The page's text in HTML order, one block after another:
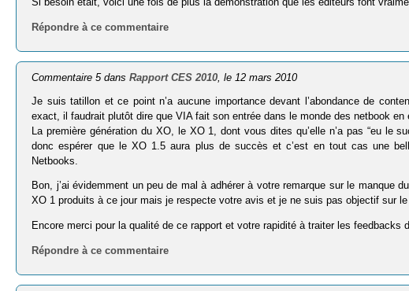
Répondre à ce commentaire
Commentaire 5 dansRapport CES 2010 , le 12 mars 2010
Je suis tatillon et ce point n’a aucune importance devant l’abondance de
exact, il faudrait plutôt dire que VIA fait son entrée dans le monde des netbook
La première génération du XO, le XO 1, dont vous dites qu’elle n’a pas “eu le
donc espérer que le XO 1.5 aura plus de succès et c’est en tout cas une
Netbooks.
Bon, j’ai évidemment un peu de mal à adhérer à votre remarque sur le manque
XO 1 produits à ce jour mais je respecte votre avis et je ne suis pas objectif sur
Encore merci pour la qualité de ce rapport et votre rapidité à traiter les feedbacks
Répondre à ce commentaire